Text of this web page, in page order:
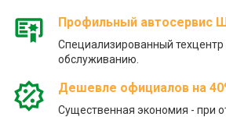
Профильный автосервис
Специализированный техцентр
обслуживанию.
Дешевле официалов на
Существенная экономия - при